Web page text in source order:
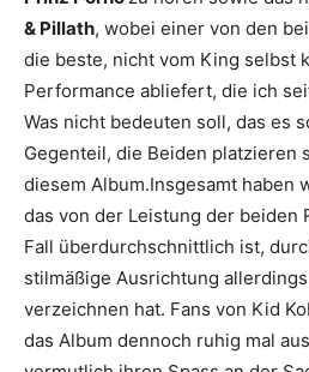
& Pillath, wobei einer von den
die beste, nicht vom King selbst
Performance abliefert, die ich
Was nicht bedeuten soll, das es
Gegenteil, die Beiden platzieren
diesem Album.Insgesamt haben
das von der Leistung der beiden
Fall überdurchschnittlich ist,
stilmäßige Ausrichtung
verzeichnen hat. Fans von Kid
das Album dennoch ruhig mal